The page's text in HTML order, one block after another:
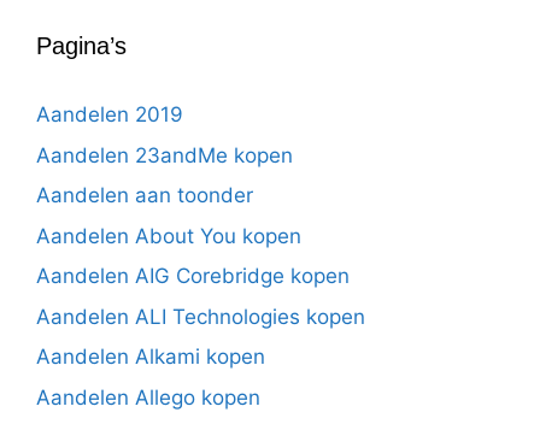
Pagina’s
Aandelen 2019
Aandelen 23andMe kopen
Aandelen aan toonder
Aandelen About You kopen
Aandelen AIG Corebridge kopen
Aandelen ALI Technologies kopen
Aandelen Alkami kopen
Aandelen Allego kopen